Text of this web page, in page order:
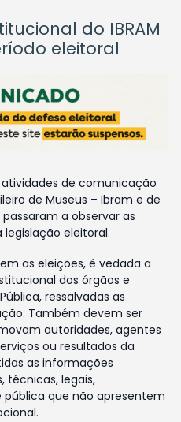
do IBRAM
eleitoral
de comunicação
de Museus – Ibram e de
a observar as
eleitoral.
as eleições, é vedada a
dos órgãos e
ressalvadas as
Também devem ser
autoridades, agentes
ou resultados da
as informações
técnicas, legais,
que não apresentem